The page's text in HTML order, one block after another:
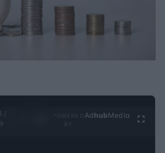
/
Ad hubMedia